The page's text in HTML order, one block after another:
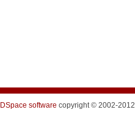
DSpace software copyright © 2002-2012